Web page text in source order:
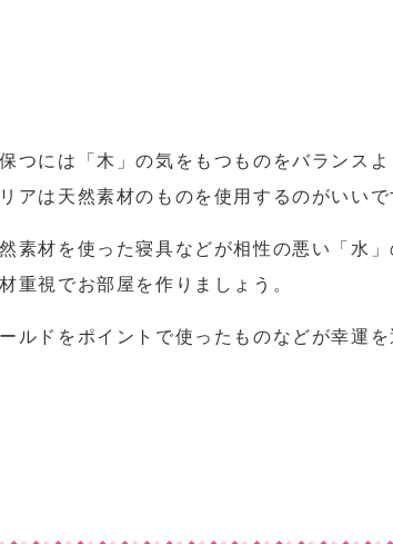
つには「木」の気をもつものをバランス
アは天然素材のものを使用するのがいいで
素材を使った寝具などが相性の悪い「水
重視でお部屋を作りましょう。
ルドをポイントで使ったものなどが幸運